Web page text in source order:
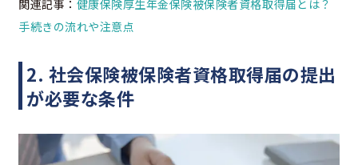
関連記事： 健康保険厚生年金保険被保険者資格取得届とは？
手続きの流れや注意点
2. 社会保険被保険者資格取得届の提出
が必要な条件